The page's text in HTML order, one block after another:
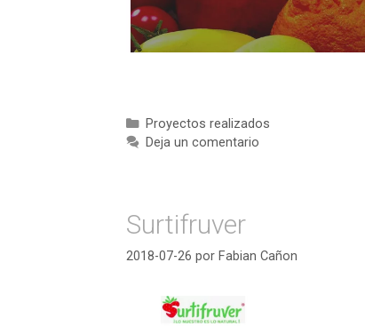
Categorías
Proyectos realizados
Deja un comentario
Surtifruver
2018-07-26 por Fabian Cañon